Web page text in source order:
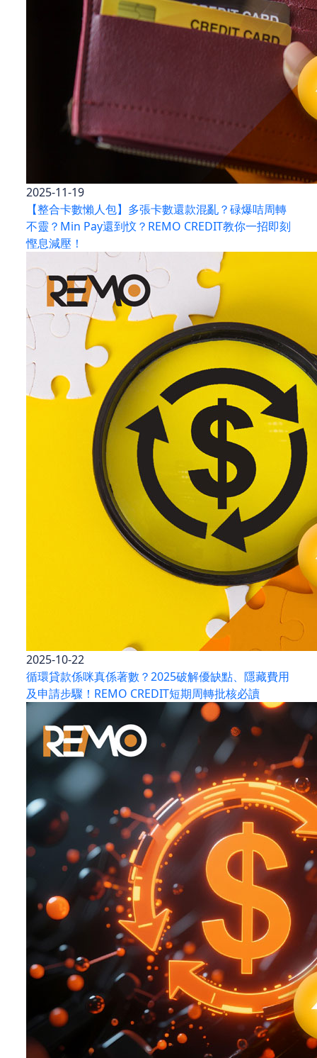
2025-11-19
【整合卡數懶人包】多張卡數還款混亂？碌爆咭周轉
不靈？Min Pay還到忟？REMO CREDIT教你一招即刻
慳息減壓！
2025-10-22
循環貸款係咪真係著數？2025破解優缺點、隱藏費用
及申請步驟！REMO CREDIT短期周轉批核必讀